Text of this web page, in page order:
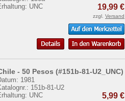
UNC
19,99 €
zzgl. Versand
- 50 Pesos (#151b-81-U2_UNC)
1981
151b-81-U2
UNC
5,99 €